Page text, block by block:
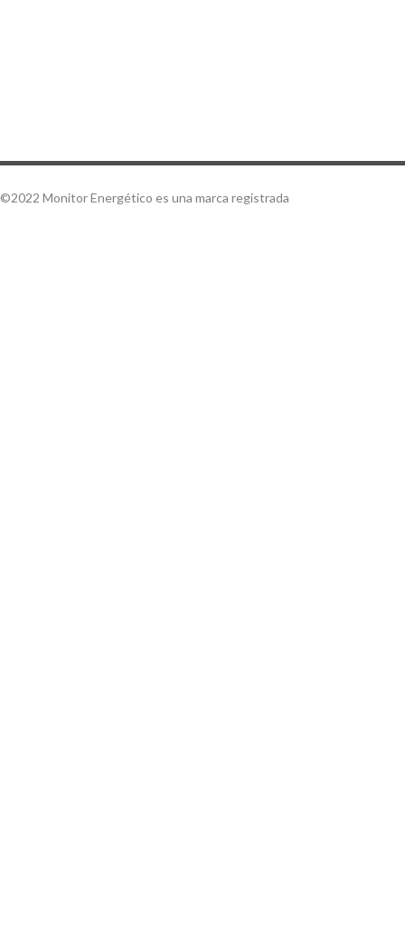
©2022 Monitor Energético es una marca registrada